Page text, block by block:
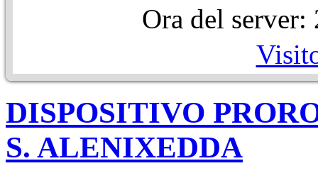
Ora del
DISPOSITIVO
S. ALENIXEDDA